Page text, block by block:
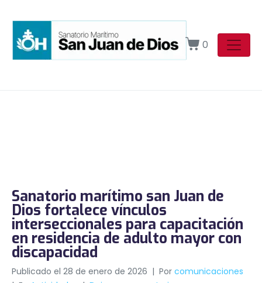
0
Sanatorio marítimo san Juan de
Dios fortalece vínculos
interseccionales para capacitación
en residencia de adulto mayor con
discapacidad
Publicado el 28 de enero de 2026 Por comunicaciones